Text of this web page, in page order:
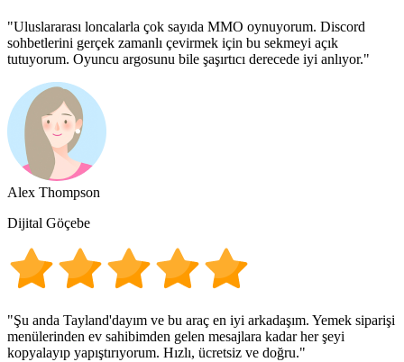
"Uluslararası loncalarla çok sayıda MMO oynuyorum. Discord
sohbetlerini gerçek zamanlı çevirmek için bu sekmeyi açık
tutuyorum. Oyuncu argosunu bile şaşırtıcı derecede iyi anlıyor."
Alex Thompson
Dijital Göçebe
"Şu anda Tayland'dayım ve bu araç en iyi arkadaşım. Yemek siparişi
menülerinden ev sahibimden gelen mesajlara kadar her şeyi
kopyalayıp yapıştırıyorum. Hızlı, ücretsiz ve doğru."